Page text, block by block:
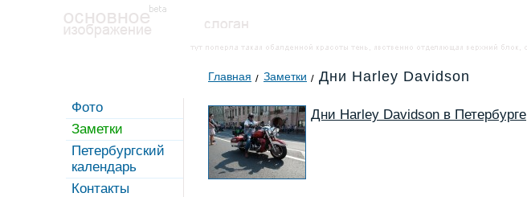
Фото
Заметки
Петербургский
календарь
Контакты
Главная Заметки Дни Harley Davidson
Дни Harley Davidson в Петербурге